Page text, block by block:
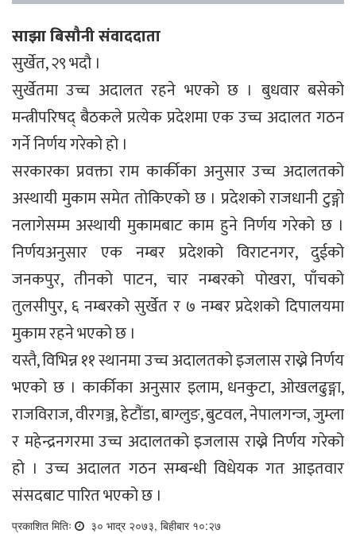
साझा बिसौनी संवाददाता
सुर्खेत, २९ भदौ ।
सुर्खेतमा उच्च अदालत रहने भएको छ । बुधवार बसेको
मन्त्रीपरिषद् बैठकले प्रत्येक प्रदेशमा एक उच्च अदालत गठन
गर्ने निर्णय गरेको हो ।
सरकारका प्रवक्ता राम कार्कीका अनुसार उच्च अदालतको
अस्थायी मुकाम समेत तोकिएको छ । प्रदेशको राजधानी टुङ्गो
नलागेसम्म अस्थायी मुकामबाट काम हुने निर्णय गरेको छ ।
निर्णयअनुसार एक नम्बर प्रदेशको विराटनगर, दुईको
जनकपुर, तीनको पाटन, चार नम्बरको पोखरा, पाँचको
तुलसीपुर, ६ नम्बरको सुर्खेत र ७ नम्बर प्रदेशको दिपालयमा
मुकाम रहने भएको छ ।
यस्तै, विभिन्न ११ स्थानमा उच्च अदालतको इजलास राख्ने निर्णय
भएको छ । कार्कीका अनुसार इलाम, धनकुटा, ओखलढुङ्गा,
राजविराज, वीरगञ्ज, हेटौंडा, बाग्लुङ, बुटवल, नेपालगन्ज, जुम्ला
र महेन्द्रनगरमा उच्च अदालतको इजलास राख्ने निर्णय गरेको
हो । उच्च अदालत गठन सम्बन्धी विधेयक गत आइतवार
संसदबाट पारित भएको छ ।
प्रकाशित मितिः ३० भाद्र २०७३, बिहीबार १०:२७